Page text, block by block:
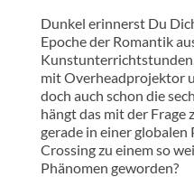
Dunkel erinnerst Du
Epoche der Romantik
mit Overheadprojektor
doch auch schon die
hängt das mit der Frage
gerade in einer globalen
Crossing zu einem so
Phänomen geworden?